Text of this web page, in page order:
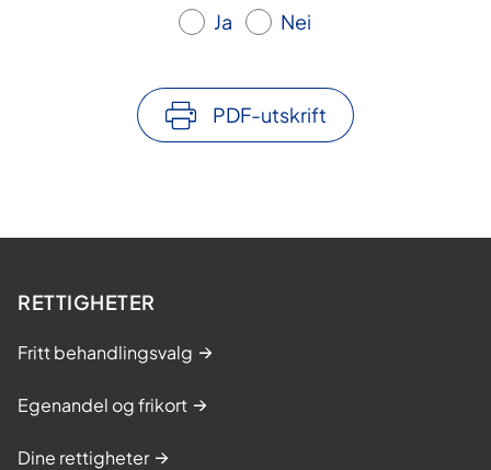
Ja Nei
PDF-utskrift
RETTIGHETER
Fritt behandlingsvalg
Egenandel og frikort
Dine rettigheter